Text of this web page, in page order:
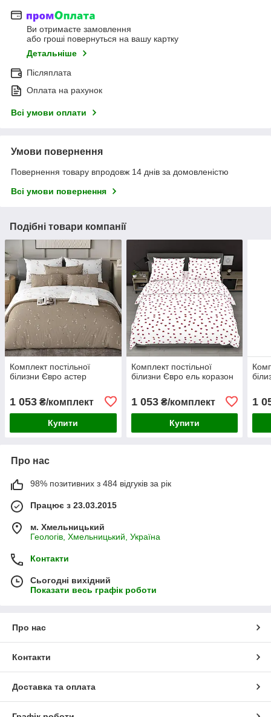
Ви отримаєте замовлення
або гроші повернуться на вашу картку
Детальніше
Післяплата
Оплата на рахунок
Всі умови оплати
Умови повернення
Повернення товару впродовж 14 днів за домовленістю
Всі умови повернення
Подібні товари компанії
Комплект постільної
білизни Євро астер
1 053 ₴/комплект
Купити
Комплект постільної
білизни Євро ель коразон
1 053₴/комплект
Купити
1
Про нас
98% позитивних з 484 відгуків за рік
Працює з 23.03.2015
м. Хмельницький
Геологів, Хмельницький, Україна
Контакти
Сьогодні вихідний
Показати весь графік роботи
Про нас
Контакти
Доставка та оплата